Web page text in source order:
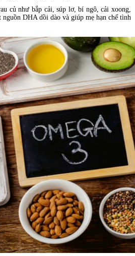
củ như bắp cải, súp lơ, bí ngô, cải xoong,
DHA dồi dào và giúp mẹ hạn chế tình